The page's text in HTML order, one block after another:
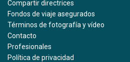
Compartir directrices
Fondos de viaje asegurados
Términos de fotografía y vídeo
Contacto
Profesionales
Política de privacidad